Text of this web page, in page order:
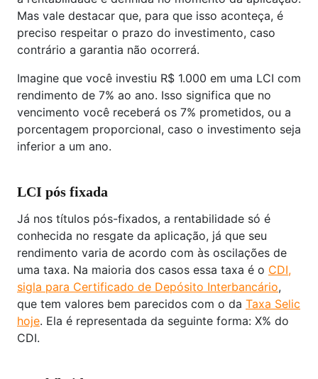
Mas vale destacar que, para que isso aconteça, é
preciso respeitar o prazo do investimento, caso
contrário a garantia não ocorrerá.
Imagine que você investiu R$ 1.000 em uma LCI com
rendimento de 7% ao ano. Isso significa que no
vencimento você receberá os 7% prometidos, ou a
porcentagem proporcional, caso o investimento seja
inferior a um ano.
LCI pós fixada
Já nos títulos pós-fixados, a rentabilidade só é
conhecida no resgate da aplicação, já que seu
rendimento varia de acordo com às oscilações de
uma taxa. Na maioria dos casos essa taxa é o CDI,
sigla para Certificado de Depósito Interbancário,
que tem valores bem parecidos com o da Taxa Selic
hoje. Ela é representada da seguinte forma: X% do
CDI.